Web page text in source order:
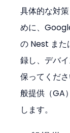
具体的な対
めに、
の Nest また
録し、デバ
保ってくだ
般提供（GA
します。